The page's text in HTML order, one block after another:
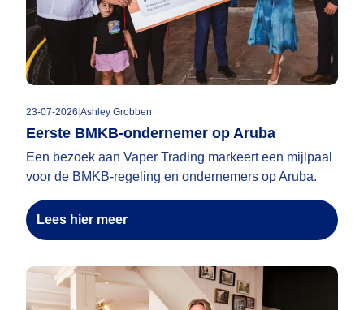
23-07-2026 Ashley Grobben
Eerste BMKB-ondernemer op Aruba
Een bezoek aan Vaper Trading markeert een mijlpaal
voor de BMKB-regeling en ondernemers op Aruba.
Lees hier meer